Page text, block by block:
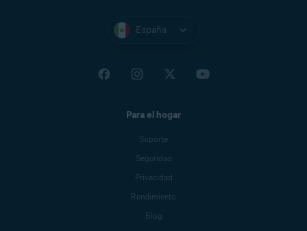
España
Para el hogar
Soporte
Seguridad
Privacidad
Rendimiento
Blog